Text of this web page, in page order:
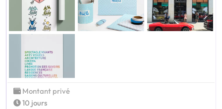
Montant privé
10 jours